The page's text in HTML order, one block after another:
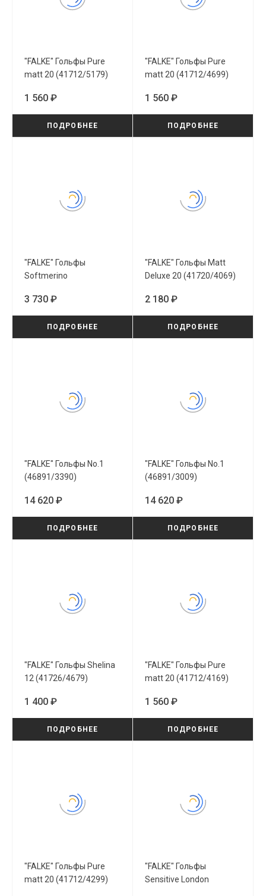
"FALKE" Гольфы Pure
matt 20 (41712/5179)
1 560 ₽
ПОДРОБНЕЕ
"FALKE" Гольфы Pure
matt 20 (41712/4699)
1 560 ₽
ПОДРОБНЕЕ
"FALKE" Гольфы
Softmerino
3 730 ₽
ПОДРОБНЕЕ
"FALKE" Гольфы Matt
Deluxe 20 (41720/4069)
2 180 ₽
ПОДРОБНЕЕ
"FALKE" Гольфы No.1
(46891/3390)
14 620 ₽
ПОДРОБНЕЕ
"FALKE" Гольфы No.1
(46891/3009)
14 620 ₽
ПОДРОБНЕЕ
"FALKE" Гольфы Shelina
12 (41726/4679)
1 400 ₽
ПОДРОБНЕЕ
"FALKE" Гольфы Pure
matt 20 (41712/4169)
1 560 ₽
ПОДРОБНЕЕ
"FALKE" Гольфы Pure
matt 20 (41712/4299)
"FALKE" Гольфы
Sensitive London